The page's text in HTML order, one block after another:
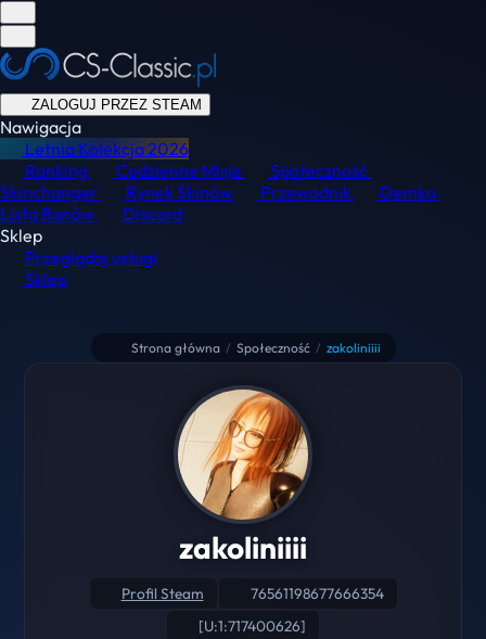
ZALOGUJ PRZEZ STEAM
Nawigacja
Letnia Kolekcja2026
Ranking
Codzienne Misje
Społeczność
Skinchanger
Rynek Skinów Przewodnik
Demka
Lista Banów
Discord
Sklep
Przeglądaj usługi
Sklep
Strona główna / Społeczność / zakoliniiii
zakoliniiii
Profil Steam
76561198677666354
[U:1:717400626]